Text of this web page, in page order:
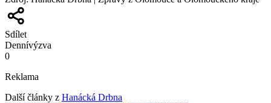
Sdílet
Dennívýzva
0
Reklama
Další články z Hanácká Drbna